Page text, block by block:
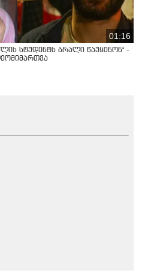
01:16
სტუდენტს ბრალი წაუყენონ" -